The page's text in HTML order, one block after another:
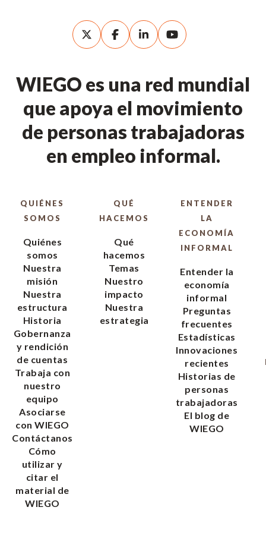
WIEGO es una red mundial
que apoya el movimiento
de personas trabajadoras
en empleo informal.
QUIÉNES
SOMOS
Quiénes
somos
Nuestra
misión
Nuestra
estructura
Historia
Gobernanza
y rendición
de cuentas
Trabaja con
nuestro
equipo
Asociarse
con WIEGO
Contáctanos
Cómo
utilizar y
citar el
material de
WIEGO
QUÉ
HACEMOS
Qué
hacemos
Temas
Nuestro
impacto
Nuestra
estrategia
ENTENDER
LA
ECONOMÍA
INFORMAL
Entender la
economía
informal
Preguntas
frecuentes
Estadísticas
Innovaciones
recientes
Historias de
personas
trabajadoras
El blog de
WIEGO